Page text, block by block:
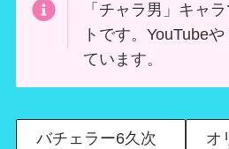
「チャラ男」キャ
トです。YouTube
ています。
バチェラー6久次
オ